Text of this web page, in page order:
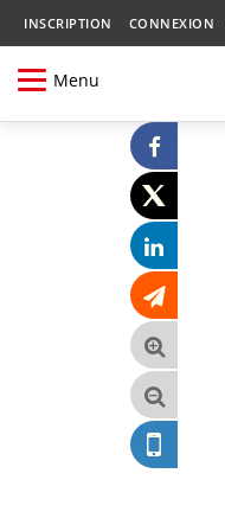
INSCRIPTION CONNEXION
Menu